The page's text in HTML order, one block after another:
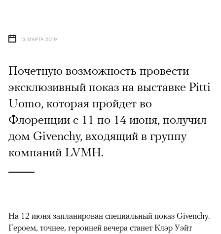
13 МАРТА 2019
Почетную возможность провести
эксклюзивный показ на выставке Pitti
Uomo, которая пройдет во
Флоренции с 11 по 14 июня, получил
дом Givenchy, входящий в группу
компаний LVMH.
На 12 июня запланирован специальный показ Givenchy.
Героем, точнее, героиней вечера станет Клэр Уэйт